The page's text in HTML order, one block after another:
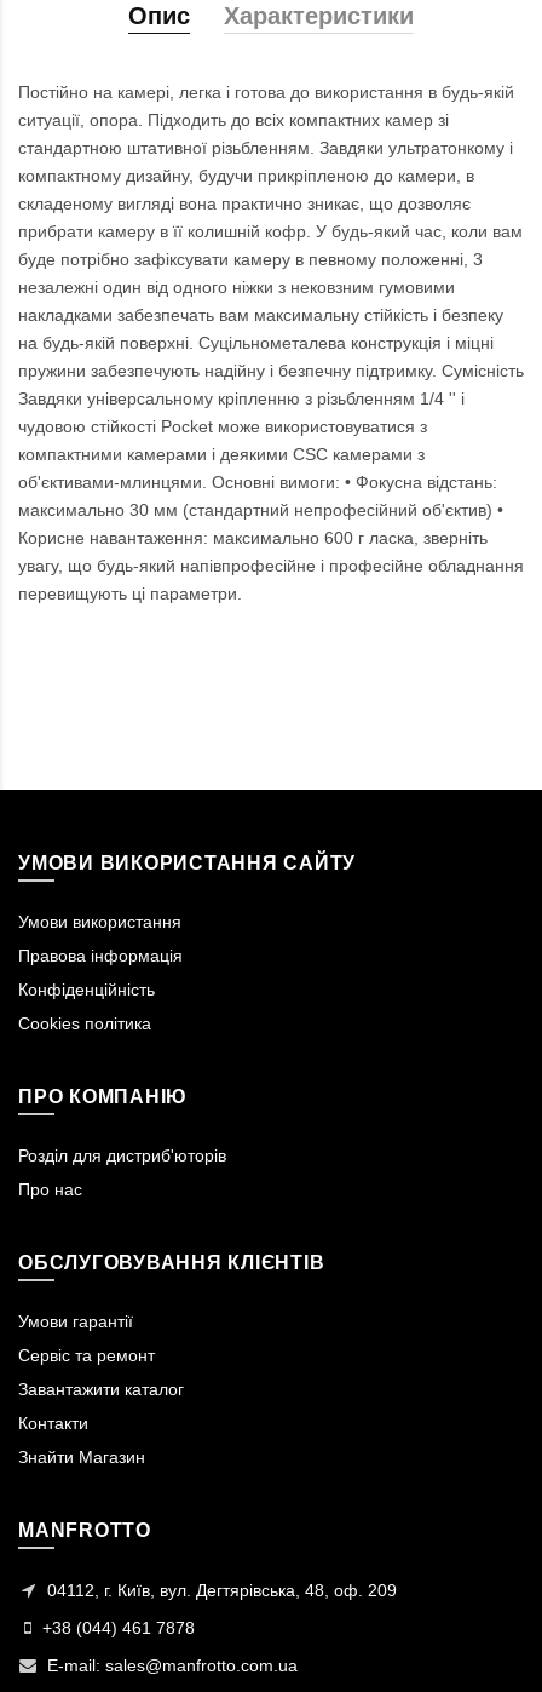
Опис Характеристики
Постійно на камері, легка і готова до використання в будь-якій
ситуації, опора. Підходить до всіх компактних камер зі
стандартною штативної різьбленням. Завдяки ультратонкому і
компактному дизайну, будучи прикріпленою до камери, в
складеному вигляді вона практично зникає, що дозволяє
прибрати камеру в її колишній кофр. У будь-який час, коли вам
буде потрібно зафіксувати камеру в певному положенні, 3
незалежні один від одного ніжки з нековзним гумовими
накладками забезпечать вам максимальну стійкість і безпеку
на будь-якій поверхні. Суцільнометалева конструкція і міцні
пружини забезпечують надійну і безпечну підтримку. Сумісність
Завдяки універсальному кріпленню з різьбленням 1/4 '' і
чудовою стійкості Pocket може використовуватися з
компактними камерами і деякими CSC камерами з
об'єктивами-млинцями. Основні вимоги: • Фокусна відстань:
максимально 30 мм (стандартний непрофесійний об'єктив) •
Корисне навантаження: максимально 600 г ласка, зверніть
увагу, що будь-який напівпрофесійне і професійне обладнання
перевищують ці параметри.
УМОВИ ВИКОРИСТАННЯ САЙТУ
Умови використання
Правова інформація
Конфіденційність
Cookies політика
ПРО КОМПАНІЮ
Розділ для дистриб'юторів
Про нас
ОБСЛУГОВУВАННЯ КЛІЄНТІВ
Умови гарантії
Сервіс та ремонт
Завантажити каталог
Контакти
Знайти Магазин
MANFROTTO
04112, г. Київ, вул. Дегтярівська, 48, оф. 209
+38 (044) 461 7878
E-mail: sales@manfrotto.com.ua